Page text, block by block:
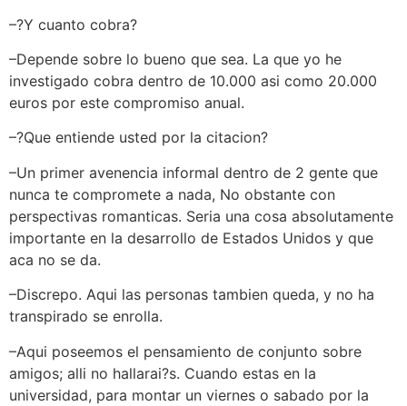
–?Y cuanto cobra?
–Depende sobre lo bueno que sea. La que yo he
investigado cobra dentro de 10.000 asi­ como 20.000
euros por este compromiso anual.
–?Que entiende usted por la citacion?
–Un primer avenencia informal dentro de 2 gente que
nunca te compromete a nada, No obstante con
perspectivas romanticas. Seri­a una cosa absolutamente
importante en la desarrollo de Estados Unidos y que
aca no se da.
–Discrepo. Aqui las personas tambien queda, y no ha
transpirado se enrolla.
–Aqui poseemos el pensamiento de conjunto sobre
amigos; alli no hallarai?s. Cuando estas en la
universidad, para montar un viernes o sabado por la